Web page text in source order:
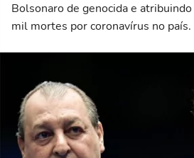
Bolsonaro de genocida e
mil mortes por coronavírus no país.